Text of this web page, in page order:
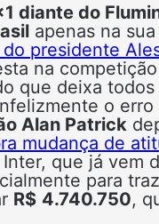
diante do
apenas na
presidente
na
que deixa
o
Alan Patrick
mudança de
que já vem
para
R$ 4.740.750,